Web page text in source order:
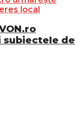
subiectele de